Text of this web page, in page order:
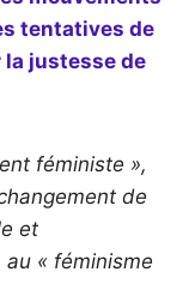
tentatives de
justesse de
féministe »,
de
et
« féminisme